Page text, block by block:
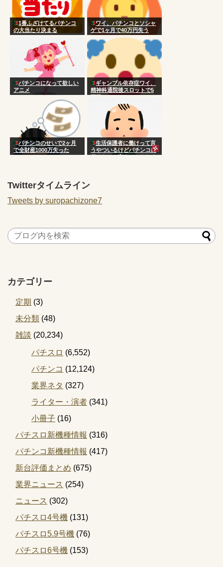
1番ふざけてるパチンコ
の大当たり決まる
ワイ、パチンコとソシャ
ゲで1ヶ月で40万円失う
パチンコになって欲しい
アニメ
ギャンブル依存症ワイ、
精神科通院後スロットで5
万勝ち
パチンコのせいで2ヶ月
で全財産1000万失った
生活保護者に働けって言
うやついるけどパチンコに
行くなって言うのおかしく
Twitterタイムライン
Tweets by suropachizone7
カテゴリー
定期 (3)
未分類 (48)
雑談 (20,234)
パチスロ (6,552)
パチンコ (12,124)
業界ネタ (327)
ライター・演者 (341)
小冊子 (16)
パチスロ新機種情報 (316)
パチンコ新機種情報 (417)
新台評価まとめ (675)
業界ニュース (254)
ニュース (302)
パチスロ4号機 (131)
パチスロ5.9号機 (76)
パチスロ6号機 (153)